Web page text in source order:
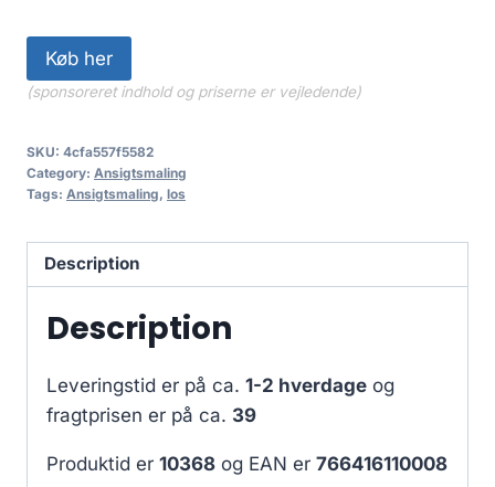
Køb her
(sponsoreret indhold og priserne er vejledende)
SKU: 4cfa557f5582
Category: Ansigtsmaling
Tags: Ansigtsmaling, los
Description
Description
Leveringstid er på ca. 1-2 hverdage og
fragtprisen er på ca. 39
Produktid er 10368 og EAN er 766416110008